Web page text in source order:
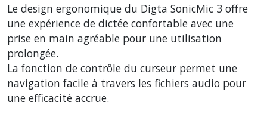
Le design ergonomique du Digta SonicMic 3 offre
une expérience de dictée confortable avec une
prise en main agréable pour une utilisation
prolongée.
La fonction de contrôle du curseur permet une
navigation facile à travers les fichiers audio pour
une efficacité accrue.